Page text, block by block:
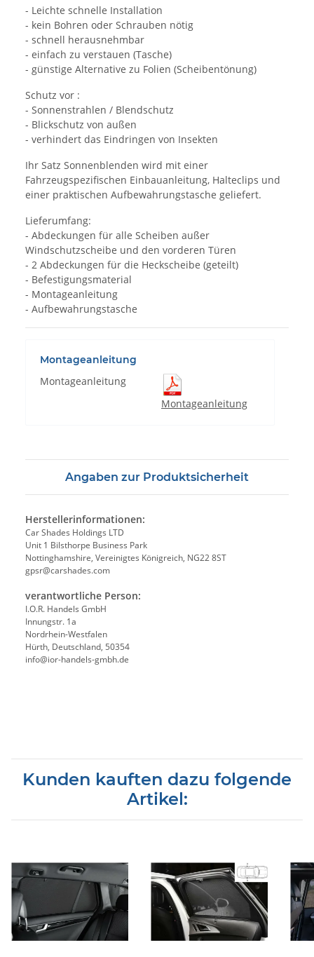
- Leichte schnelle Installation
- kein Bohren oder Schrauben nötig
- schnell herausnehmbar
- einfach zu verstauen (Tasche)
- günstige Alternative zu Folien (Scheibentönung)
Schutz vor :
- Sonnenstrahlen / Blendschutz
- Blickschutz von außen
- verhindert das Eindringen von Insekten
Ihr Satz Sonnenblenden wird mit einer
Fahrzeugspezifischen Einbauanleitung, Halteclips und
einer praktischen Aufbewahrungstasche geliefert.
Lieferumfang:
- Abdeckungen für alle Scheiben außer
Windschutzscheibe und den vorderen Türen
- 2 Abdeckungen für die Heckscheibe (geteilt)
- Befestigungsmaterial
- Montageanleitung
- Aufbewahrungstasche
Montageanleitung
Montageanleitung
Montageanleitung
Angaben zur Produktsicherheit
Herstellerinformationen:
Car Shades Holdings LTD
Unit 1 Bilsthorpe Business Park
Nottinghamshire, Vereinigtes Königreich, NG22 8ST
gpsr@carshades.com
verantwortliche Person:
I.O.R. Handels GmbH
Innungstr. 1a
Nordrhein-Westfalen
Hürth, Deutschland, 50354
info@ior-handels-gmbh.de
Kunden kauften dazu folgende
Artikel: